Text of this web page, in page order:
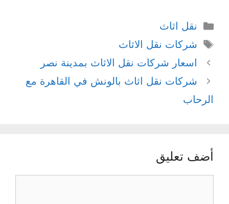
التصنيفات
نقل اثاث
الوسوم
شركات نقل الاثاث
اسعار شركات نقل الاثاث بمدينة نصر
شركات نقل اثاث بالونش في القاهرة مع
الرحاب
أضف تعليق